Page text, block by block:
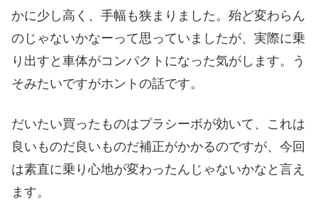
かに少し高く、手幅も狭まりました。殆ど変わらん
のじゃないかなーって思っていましたが、実際に乗
り出すと車体がコンパクトになった気がします。う
そみたいですがホントの話です。
だいたい買ったものはプラシーボが効いて、これは
良いものだ良いものだ補正がかかるのですが、今回
は素直に乗り心地が変わったんじゃないかなと言え
ます。